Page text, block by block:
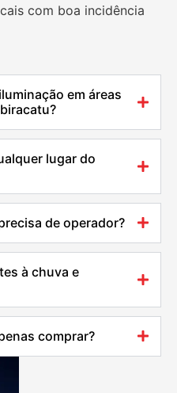
com boa incidência
em áreas
lugar do
de operador?
à chuva e
comprar?